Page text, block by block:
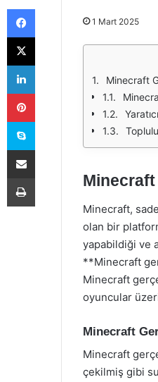
1 Mart 2025
Minecraft
Minecraft,
olan bir
yapabildiği ve
**Minecraft
Minecraft
oyuncular
Minecraft
Minecraft
çekilmiş gibi
Facebook
X
LinkedIn
Pinterest
Skype
E-Posta ile paylaş